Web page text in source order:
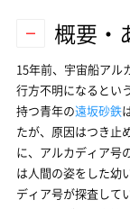
概要・
15年前、宇宙船アル
行方不明になるとい
持つ青年の遠坂砂鉄
たが、原因はつき止
に、アルカディア号
は人間の姿をした幼
ディア号が探査して